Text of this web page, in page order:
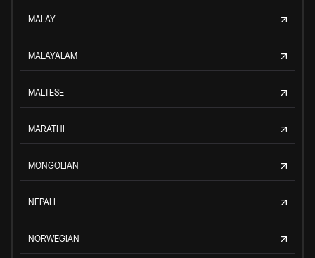
MALAY
MALAYALAM
MALTESE
MARATHI
MONGOLIAN
NEPALI
NORWEGIAN